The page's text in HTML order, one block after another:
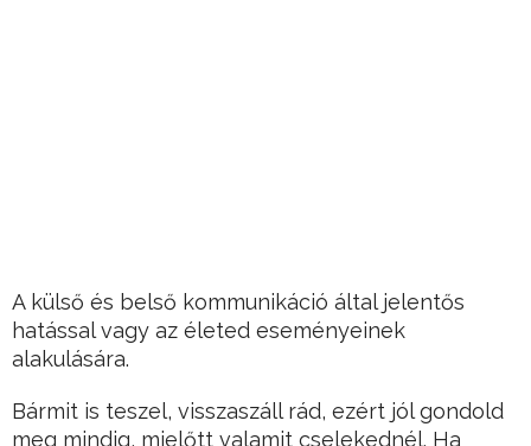
A külső és belső kommunikáció által jelentős
hatással vagy az életed eseményeinek
alakulására.
Bármit is teszel, visszaszáll rád, ezért jól gondold
meg mindig, mielőtt valamit cselekednél. Ha